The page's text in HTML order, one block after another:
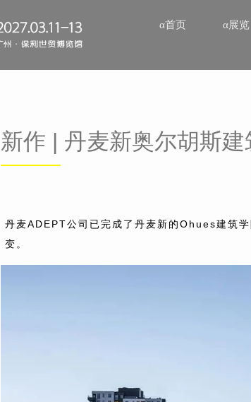
α首页 α展览
新作 | 丹麦新奥尔胡斯建
丹麦ADEPT公司已完成了丹麦新的Ohues建筑
变。